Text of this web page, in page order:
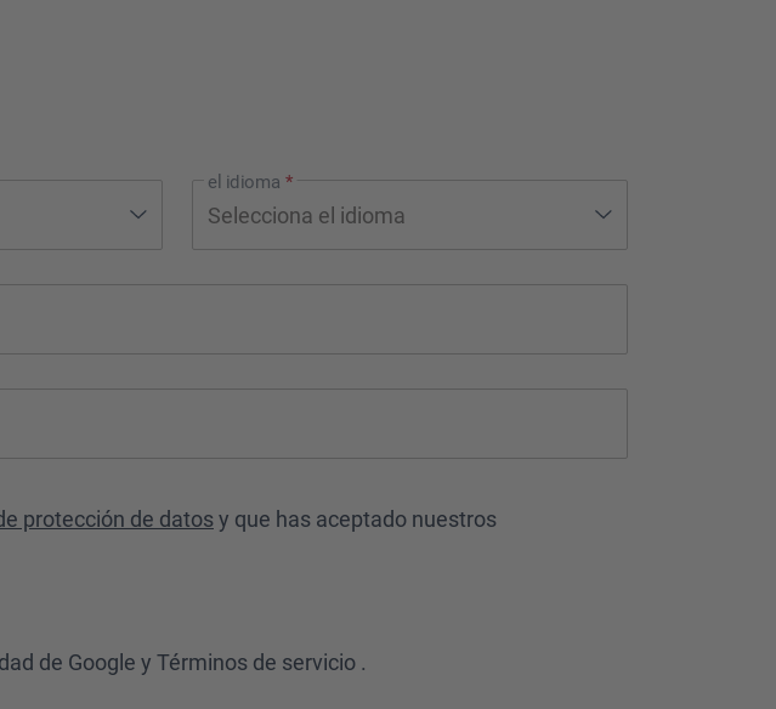
el idioma*
protección de datosy que has aceptado nuestros
de Google y Términos de servicio .